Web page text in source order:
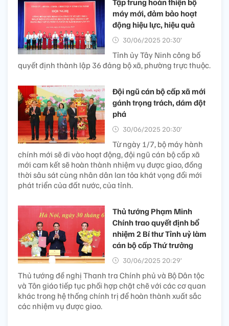
máy mới, đảm bảo hoạt
động hiệu lực, hiệu quả
30/06/2025 20:30’
Tỉnh ủy Tây Ninh công bố
quyết định thành lập 36 đảng bộ xã, phường trực thuộc.
Đội ngũ cán bộ cấp xã mới
gánh trọng trách, dám đột
phá
30/06/2025 20:30’
Từ ngày 1/7, bộ máy hành
chính mới sẽ đi vào hoạt động, đội ngũ cán bộ cấp xã
mới cam kết sẽ hoàn thành nhiệm vụ được giao, đồng
thời sâu sát cùng nhân dân lan tỏa khát vọng đổi mới
phát triển của đất nước, của tỉnh.
Thủ tướng Phạm Minh
Chính trao quyết định bổ
nhiệm 2 Bí thư Tỉnh uỷ làm
cán bộ cấp Thứ trưởng
30/06/2025 20:29’
Thủ tướng đề nghị Thanh tra Chính phủ và Bộ Dân tộc
và Tôn giáo tiếp tục phối hợp chặt chẽ với các cơ quan
khác trong hệ thống chính trị để hoàn thành xuất sắc
các nhiệm vụ được giao.